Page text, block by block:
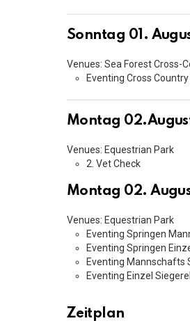
Sonntag 01.
Venues: Sea Forest Cross-
Eventing Cross
Montag
Venues: Equestrian Park
2. Vet Check
Montag 02.
Venues: Equestrian Park
Eventing Springen
Eventing Springen
Eventing Mannschafts
Eventing Einzel
Zeitplan